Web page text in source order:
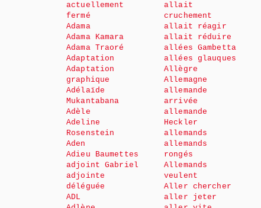
actuellement
fermé
Adama
Adama Kamara
Adama Traoré
Adaptation
Adaptation
graphique
Adélaïde
Mukantabana
Adèle
Adeline
Rosenstein
Aden
Adieu Baumettes
adjoint Gabriel
adjointe
déléguée
ADL
allait
cruchement
allait réagir
allait réduire
allées Gambetta
allées glauques
Allègre
Allemagne
allemande
arrivée
allemande
Heckler
allemands
allemands
rongés
Allemands
veulent
Aller chercher
aller jeter